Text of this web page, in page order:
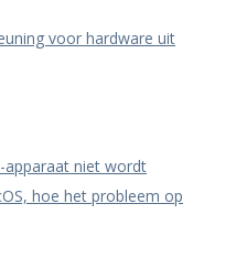
voor hardware uit
apparaat niet wordt
hoe het probleem op